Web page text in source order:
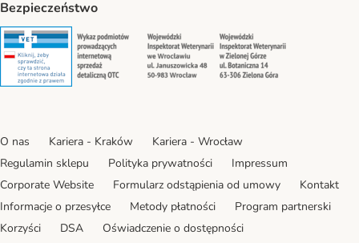
Bezpieczeństwo
Security Security Security
O nas Kariera - Kraków
Kariera - Wrocław
Regulamin sklepu
Polityka prywatności
Impressum
Corporate Website
Formularz odstąpienia od umowy
Kontakt
Informacje o przesyłce
Metody płatności
Program partnerski
Korzyści
DSA Oświadczenie o dostępności